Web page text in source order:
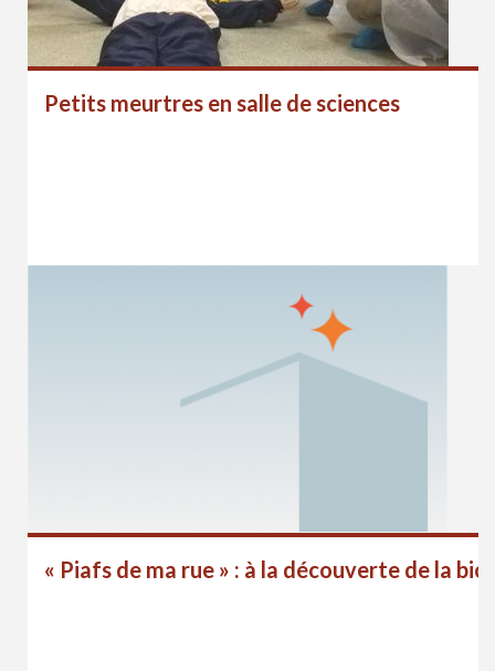
Petits meurtres en salle de sciences
« Piafs de ma rue » : à la découverte de la